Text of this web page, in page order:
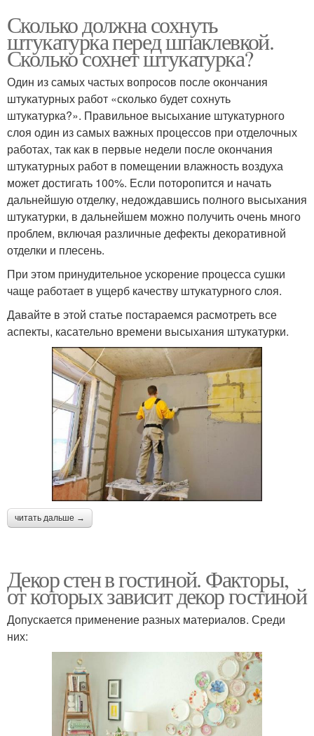
Сколько должна сохнуть
штукатурка перед шпаклевкой.
Сколько сохнет штукатурка?
Один из самых частых вопросов после окончания
штукатурных работ «сколько будет сохнуть
штукатурка?». Правильное высыхание штукатурного
слоя один из самых важных процессов при отделочных
работах, так как в первые недели после окончания
штукатурных работ в помещении влажность воздуха
может достигать 100%. Если поторопится и начать
дальнейшую отделку, недождавшись полного высыхания
штукатурки, в дальнейшем можно получить очень много
проблем, включая различные дефекты декоративной
отделки и плесень.
При этом принудительное ускорение процесса сушки
чаще работает в ущерб качеству штукатурного слоя.
Давайте в этой статье постараемся расмотреть все
аспекты, касательно времени высыхания штукатурки.
читать дальше →
Декор стен в гостиной. Факторы,
от которых зависит декор гостиной
Допускается применение разных материалов. Среди
них: